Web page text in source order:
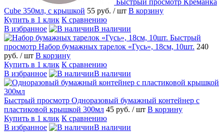
Cube 350мл, с крышкой 55 руб. / шт В корзину
Купить в 1 клик К сравнению
В избранное
В наличии
Быстрый
просмотр Набор бумажных тарелок «Гусь», 18см, 10шт. 240
руб. / шт В корзину
Купить в 1 клик К сравнению
В избранное
В наличии
Быстрый просмотр Одноразовый бумажный контейнер с
пластиковой крышкой 300мл 45 руб. / шт В корзину
Купить в 1 клик К сравнению
В избранное
В наличии